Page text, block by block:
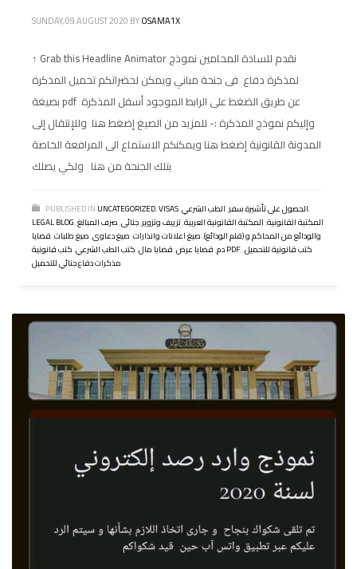
SUNDAY, 09 AUGUST 2020 BYOSAMA1X
↑ Grab this Headline Animator نقدم للسادة المحامين نموذج
لمذكرة دفاع فى جنحة مباني ويمكن لحضراتكم تحميل المذكرة
بصيغة pdf عن طريق الضغط على الرابط الموجود أسفل المذكرة
وإليكم نموذج المذكرة :- للمزيد من الصيغ إضغط هنا وللإنتقال إلى
المدونة القانونية إضغط هنا ويمكنكم الاستماع الى المرافعة الخاصة
بتلك الجنحة من هنا ولكي يصلك
PUBLISHED IN UNCATEGORIZED,VISAS, الحصول على تأشيرة سفر,الطب الشرعي
,
LEGAL BLOG, المكتبة القانونية,المكتبة القانونية العربية,تزييف وتزوير,جنائى,صرف المبالغ
والودائع من المحاكم و (قلم الودائع),صيغ اعلانات وانذارات,صيغ دعاوى,صيغ طلبات,قضايا
دم,قضايا عرض,قضايا مال,كتب الطب الشرعي, كتب قانونية PDF, كتب قانونية للتحميل,
مذكرات دفاع جنائي للتحميل